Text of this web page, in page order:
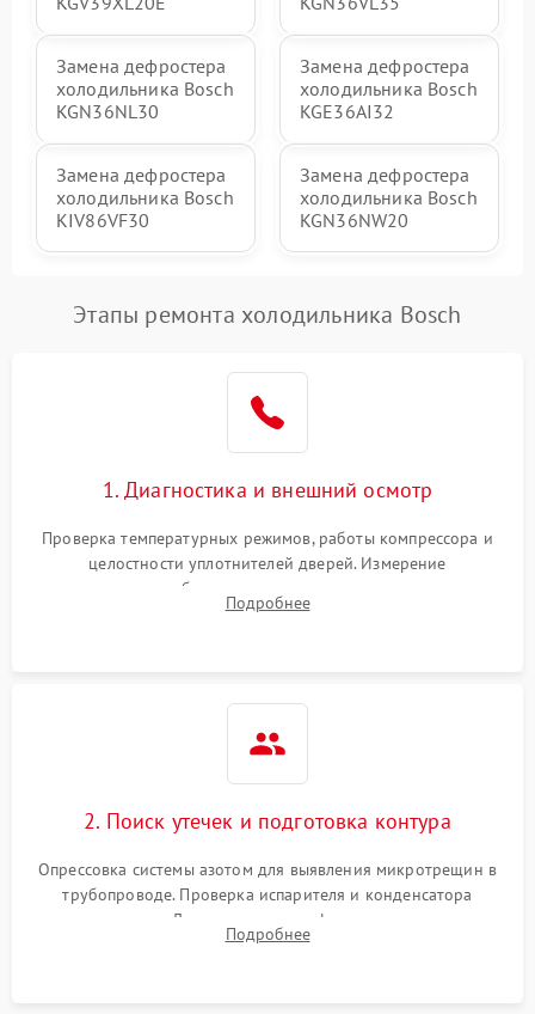
Замена дефростера
холодильника Bosch
KGN36NL30
Замена дефростера
холодильника Bosch
KGE36AI32
Замена дефростера
холодильника Bosch
KIV86VF30
Замена дефростера
холодильника Bosch
KGN36NW20
Этапы ремонта холодильника Bosch
1. Диагностика и внешний осмотр
Проверка температурных режимов, работы компрессора и
целостности уплотнителей дверей. Измерение
сопротивления обмоток мотора, проверка термостата и
считывание кодов ошибок с электронного дисплея.
Подробнее
2. Поиск утечек и подготовка контура
Опрессовка системы азотом для выявления микротрещин в
трубопроводе. Проверка испарителя и конденсатора
течеискателем. Демонтаж старого фильтра-осушителя и
продувка капиллярной трубки для устранения засоров.
Подробнее